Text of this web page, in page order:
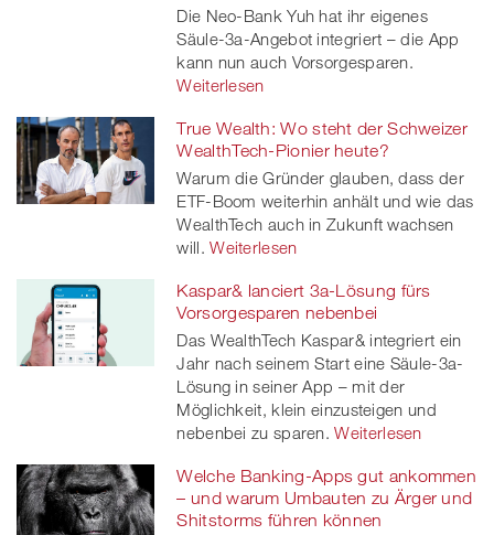
Die Neo-Bank Yuh hat ihr eigenes
Säule-3a-Angebot integriert – die App
kann nun auch Vorsorgesparen.
Weiterlesen
True Wealth: Wo steht der Schweizer
WealthTech-Pionier heute?
Warum die Gründer glauben, dass der
ETF-Boom weiterhin anhält und wie das
WealthTech auch in Zukunft wachsen
will. Weiterlesen
Kaspar& lanciert 3a-Lösung fürs
Vorsorgesparen nebenbei
Das WealthTech Kaspar& integriert ein
Jahr nach seinem Start eine Säule-3a-
Lösung in seiner App – mit der
Möglichkeit, klein einzusteigen und
nebenbei zu sparen. Weiterlesen
Welche Banking-Apps gut ankommen
– und warum Umbauten zu Ärger und
Shitstorms führen können